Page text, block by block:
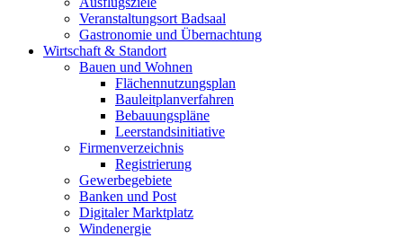
Veranstaltungsort Badsaal
Gastronomie und Übernachtung
Wirtschaft & Standort
Bauen und Wohnen
Flächennutzungsplan
Bauleitplanverfahren
Bebauungspläne
Leerstandsinitiative
Firmenverzeichnis
Registrierung
Gewerbegebiete
Banken und Post
Digitaler Marktplatz
Windenergie